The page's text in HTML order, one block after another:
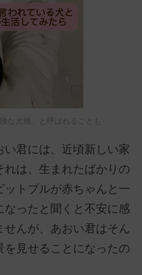
な犬種」と呼ばれることも
君には、近頃新しい家
は、生まれたばかりの
トブルが赤ちゃんと一
ったと聞くと不安に感
せんが、あおい君はそん
見せることになったの